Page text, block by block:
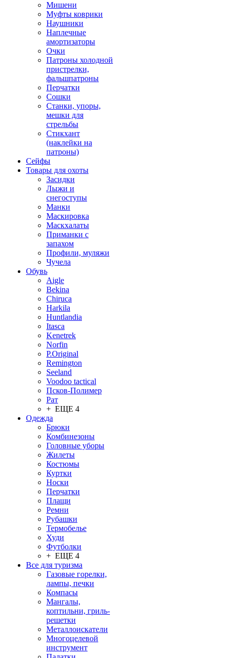
Мишени
Муфты коврики
Наушники
Наплечные
амортизаторы
Очки
Патроны холодной
пристрелки,
фальшпатроны
Перчатки
Сошки
Станки, упоры,
мешки для
стрельбы
Стикхант
(наклейки на
патроны)
Сейфы
Товары для охоты
Засидки
Лыжи и
снегоступы
Манки
Маскировка
Маскхалаты
Приманки с
запахом
Профили, муляжи
Чучела
Обувь
Aigle
Bekina
Chiruсa
Harkila
Huntlandia
Itasca
Kenetrek
Norfin
P.Original
Remington
Seeland
Voodoo tactical
Псков-Полимер
Рат
+ ЕЩЕ 4
Одежда
Брюки
Комбинезоны
Головные уборы
Жилеты
Костюмы
Куртки
Носки
Перчатки
Плащи
Ремни
Рубашки
Термобелье
Худи
Футболки
+ ЕЩЕ 4
Все для туризма
Газовые горелки,
лампы, печки
Компасы
Мангалы,
коптильни, гриль-
решетки
Металлоискатели
Многоцелевой
инструмент